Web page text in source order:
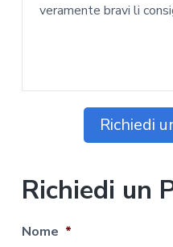
veramente bravi li
Richiedi
Richiedi un
Nome *